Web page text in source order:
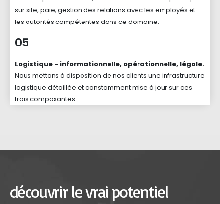
sur site, paie, gestion des relations avec les employés et
les autorités compétentes dans ce domaine.
05
Logistique – informationnelle, opérationnelle, légale.
Nous mettons à disposition de nos clients une infrastructure
logistique détaillée et constamment mise à jour sur ces
trois composantes
découvrir le vrai potentiel